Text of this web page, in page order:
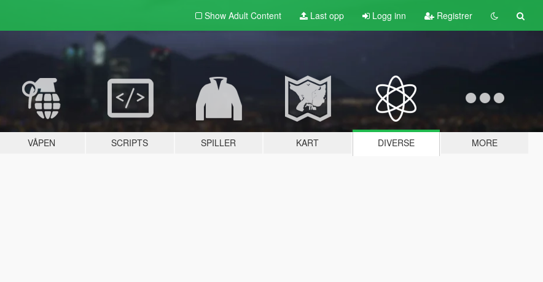
Show Adult Content Last opp Logg inn Registrer
VÅPEN SCRIPTS SPILLER KART DIVERSE MORE